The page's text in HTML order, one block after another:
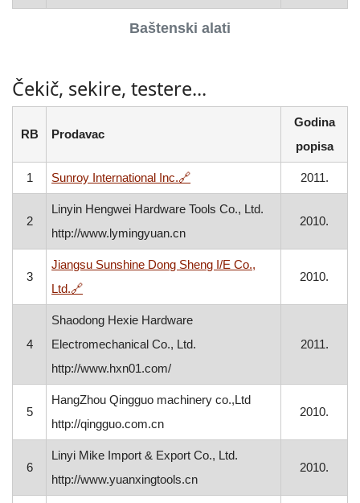
Baštenski alati
Čekič, sekire, testere...
RB Prodavac
Godina
popisa
1 Sunroy International Inc.🔗, otvara se u novom prozoru
2011.
2
Linyin Hengwei Hardware Tools Co., Ltd.
http://www.lymingyuan.cn
2010.
3
Jiangsu Sunshine Dong Sheng I/E Co.,
Ltd.🔗, otvara se u novom prozoru
2010.
4
Shaodong Hexie Hardware
Electromechanical Co., Ltd.
http://www.hxn01.com/
2011.
5
HangZhou Qingguo machinery co.,Ltd
http://qingguo.com.cn
2010.
6
Linyi Mike Import & Export Co., Ltd.
http://www.yuanxingtools.cn
2010.